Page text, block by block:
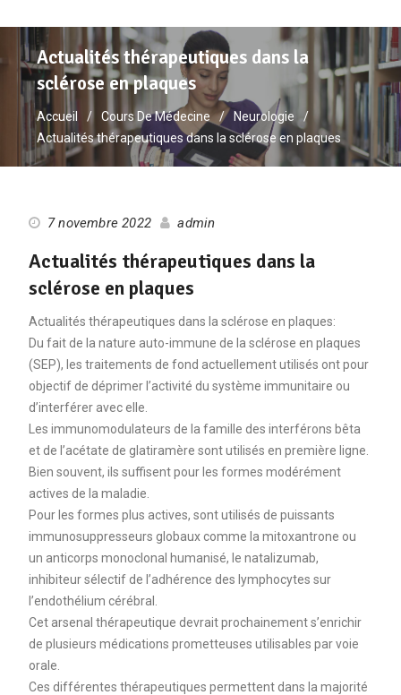
Actualités thérapeutiques dans la
sclérose en plaques
Accueil Cours De Médecine
Neurologie
Actualités thérapeutiques dans la sclérose en plaques
7 novembre 2022 admin
Actualités thérapeutiques dans la
sclérose en plaques
Actualités thérapeutiques dans la sclérose en plaques:
Du fait de la nature auto-immune de la sclérose en plaques
(SEP), les traitements de fond actuellement utilisés ont pour
objectif de déprimer l’activité du système immunitaire ou
d’interférer avec elle.
Les immunomodulateurs de la famille des interférons bêta
et de l’acétate de glatiramère sont utilisés en première ligne.
Bien souvent, ils suffisent pour les formes modérément
actives de la maladie.
Pour les formes plus actives, sont utilisés de puissants
immunosuppresseurs globaux comme la mitoxantrone ou
un anticorps monoclonal humanisé, le natalizumab,
inhibiteur sélectif de l’adhérence des lymphocytes sur
l’endothélium cérébral.
Cet arsenal thérapeutique devrait prochainement s’enrichir
de plusieurs médications prometteuses utilisables par voie
orale.
Ces différentes thérapeutiques permettent dans la majorité